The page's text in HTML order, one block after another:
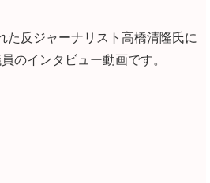
た反ジャーナリスト高橋清隆氏に
のインタビュー動画です。